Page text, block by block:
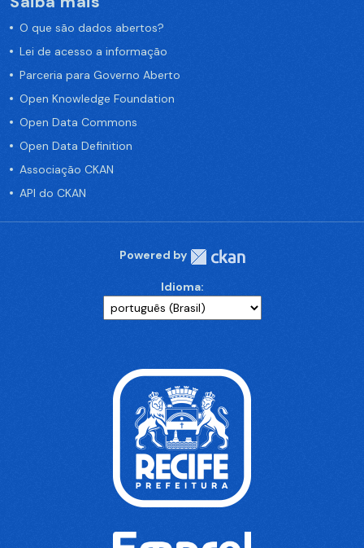
O que são dados abertos?
Lei de acesso a informação
Parceria para Governo Aberto
Open Knowledge Foundation
Open Data Commons
Open Data Definition
Associação CKAN
API do CKAN
Powered by
Idioma